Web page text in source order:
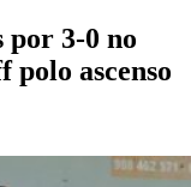
por 3-0 no
ascenso